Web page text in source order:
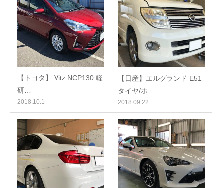
【トヨタ】 Vitz NCP130 軽
研…
2018.10.1
【日産】エルグランド E51
タイヤ/ホ…
2018.09.22